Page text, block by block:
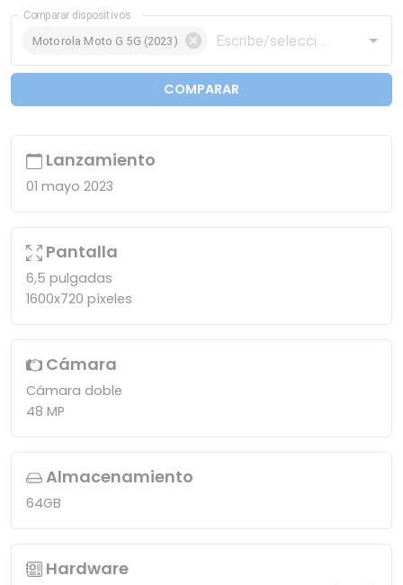
Comparar dispositivos
Motorola Moto G 5G (2023)
COMPARAR
Lanzamiento
01 mayo 2023
Pantalla
6,5 pulgadas
1600x720 píxeles
Cámara
Cámara doble
48 MP
Almacenamiento
64GB
Hardware